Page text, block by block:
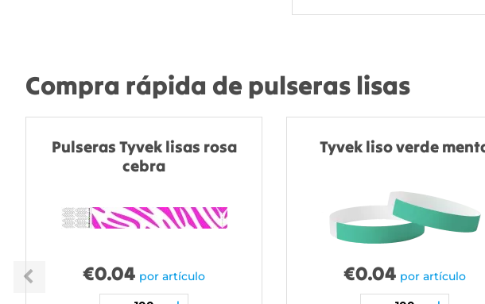
Compra rápida de pulseras lisas
Pulseras Tyvek lisas rosa
cebra
€0.04 por artículo
Tyvek liso verde
€0.04 por artículo